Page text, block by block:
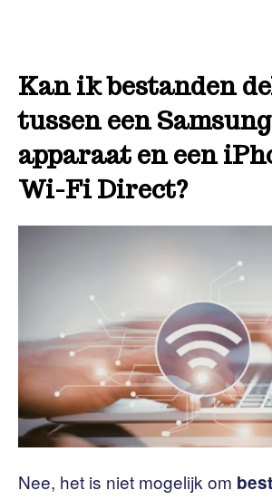
Kan ik bestanden
tussen een
apparaat en een
Wi-Fi Direct?
Nee, het is niet mogelijk om